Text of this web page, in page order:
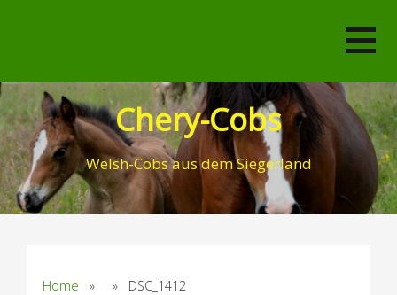
Chery-Cobs
Welsh-Cobs aus dem Siegerland
Home » » DSC_1412